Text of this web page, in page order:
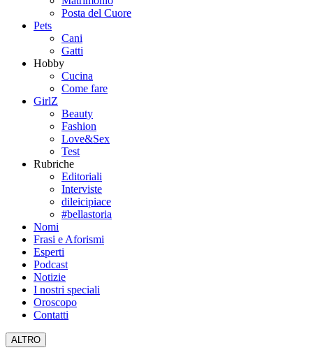
Posta del Cuore
Pets
Cani
Gatti
Hobby
Cucina
Come fare
GirlZ
Beauty
Fashion
Love&Sex
Test
Rubriche
Editoriali
Interviste
dileicipiace
#bellastoria
Nomi
Frasi e Aforismi
Esperti
Podcast
Notizie
I nostri speciali
Oroscopo
Contatti
ALTRO